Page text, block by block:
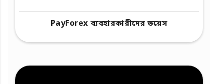
PayForex ব্যবহারকারীদের ভয়েস